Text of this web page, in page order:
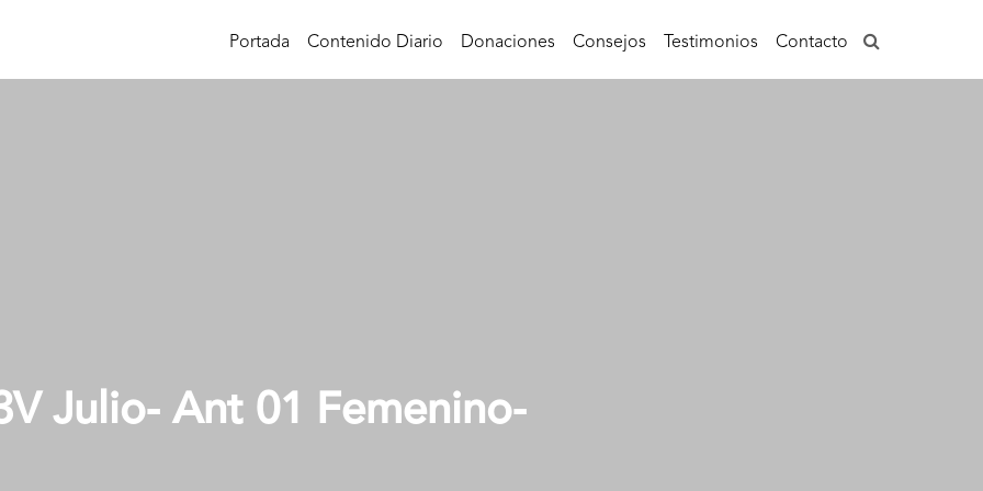
Portada Contenido Diario Donaciones Consejos Testimonios Contacto
Julio- Ant 01 Femenino-